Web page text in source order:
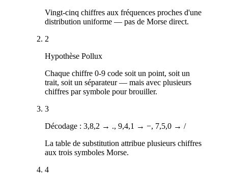
Vingt-cinq chiffres aux fréquences proches d'une
distribution uniforme — pas de Morse direct.
2
Hypothèse Pollux
Chaque chiffre 0-9 code soit un point, soit un
trait, soit un séparateur — mais avec plusieurs
chiffres par symbole pour brouiller.
3
Décodage : 3,8,2 → ., 9,4,1 → −, 7,5,0 → /
La table de substitution attribue plusieurs chiffres
aux trois symboles Morse.
4